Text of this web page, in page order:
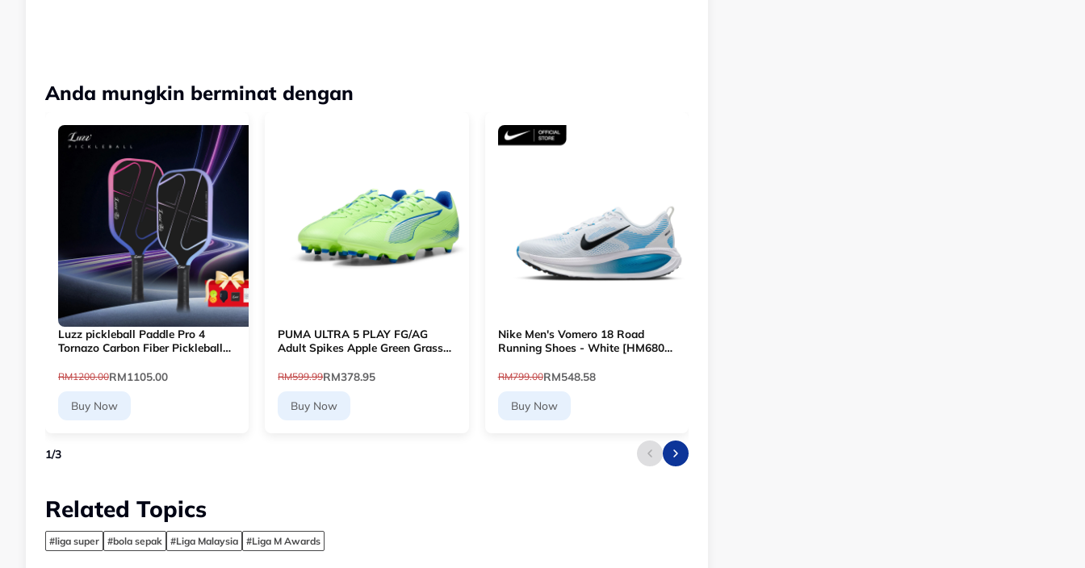
Anda mungkin berminat dengan
Luzz pickleball Paddle Pro 4
Tornazo Carbon Fiber Pickleball
RM1200.00RM1105.00
Buy Now
PUMA ULTRA 5 PLAY FG/AG
Adult Spikes Apple Green Grass
RM599.99RM378.95
Buy Now
Nike Men's Vomero 18 Road
Running Shoes - White [HM6803-
RM799.00RM548.58
Buy Now
1/3
Related Topics
#liga super #bola sepak #Liga Malaysia #Liga M Awards